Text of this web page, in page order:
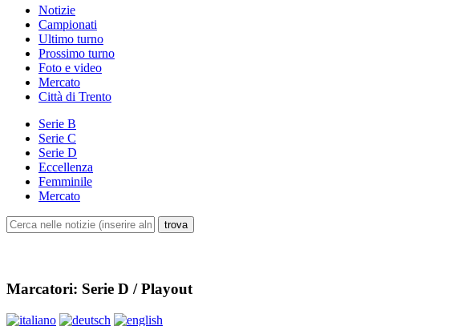
Notizie
Campionati
Ultimo turno
Prossimo turno
Foto e video
Mercato
Città di Trento
Serie B
Serie C
Serie D
Eccellenza
Femminile
Mercato
Marcatori: Serie D / Playout